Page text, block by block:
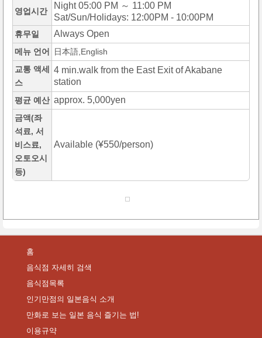
영업시간
Night 05:00 PM ～ 11:00 PM
Sat/Sun/Holidays: 12:00PM - 10:00PM
휴무일 Always Open
메뉴 언어
日本語,English
교통 액세
스
4 min.walk from the East Exit of Akabane
station
평균 예산 approx. 5,000yen
금액(좌
석료, 서
비스료,
오토오시
등)
Available (¥550/person)
홈
음식점 자세히 검색
음식점목록
인기만점의 일본음식 소개
만화로 보는 일본 음식 즐기는 법!
이용규약